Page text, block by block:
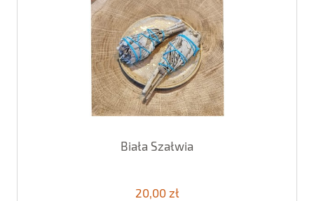
Biała Szałwia
20,00 zł